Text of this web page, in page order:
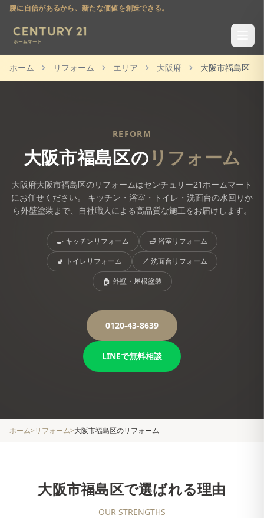
腕に自信があるから、新たな価値を創造できる。
ホーム リフォーム エリア 大阪府 大阪市福島区
REFORM
大阪市福島区の リフォーム
大阪府大阪市福島区のリフォームはセンチュリー21ホームマート
にお任せください。 キッチン・浴室・トイレ・洗面台の水回りか
ら外壁塗装まで、自社職人による高品質な施工をお届けします。
🍳 キッチンリフォーム 🛁浴室リフォーム
🚽 トイレリフォーム 🪥 洗面台リフォーム
🏠 外壁・屋根塗装
0120-43-8639
LINEで無料相談
ホーム> リフォーム>大阪市福島区のリフォーム
大阪市福島区で選ばれる理由
OUR STRENGTHS